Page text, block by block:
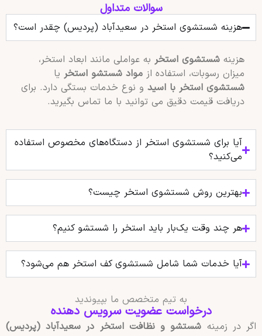
سوالات متداول
هزینه شستشوی استخر در سعیدآباد (پردیس) چقدر است؟
هزینه شستشوی استخربه عواملی مانند ابعاد استخر،
میزان رسوبات، استفاده از مواد شستشو استخریا
شستشوی استخر با اسیدو نوع خدمات بستگی دارد. برای
دریافت قیمت دقیق می توانید با ما تماس بگیرید.
آیا برای شستشوی استخر از دستگاه‌های مخصوص استفاده
می‌کنید؟
بهترین روش شستشوی استخر چیست؟
هر چند وقت یک‌بار باید استخر را شستشو کنیم؟
آیا خدمات شما شامل شستشوی کف استخر هم می‌شود؟
به تیم متخصص ما بپیوندید
درخواست عضویت سرویس دهنده
اگر در زمینه شستشو و نظافت استخر در سعیدآباد (پردیس)